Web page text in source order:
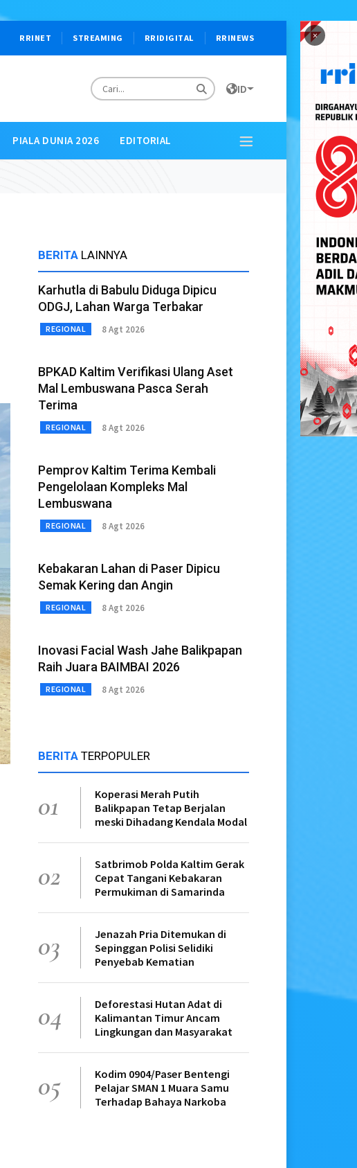
×
RRINET STREAMING RRIDIGITAL RRINEWS
ID
PIALA DUNIA 2026 EDITORIAL
BERITA LAINNYA
Karhutla di Babulu Diduga Dipicu
ODGJ, Lahan Warga Terbakar
REGIONAL 8 Agt 2026
BPKAD Kaltim Verifikasi Ulang Aset
Mal Lembuswana Pasca Serah
Terima
REGIONAL 8 Agt 2026
Pemprov Kaltim Terima Kembali
Pengelolaan Kompleks Mal
Lembuswana
REGIONAL 8 Agt 2026
Kebakaran Lahan di Paser Dipicu
Semak Kering dan Angin
REGIONAL 8 Agt 2026
Inovasi Facial Wash Jahe Balikpapan
Raih Juara BAIMBAI 2026
REGIONAL 8 Agt 2026
BERITA TERPOPULER
01
Koperasi Merah Putih
Balikpapan Tetap Berjalan
meski Dihadang Kendala Modal
02
Satbrimob Polda Kaltim Gerak
Cepat Tangani Kebakaran
Permukiman di Samarinda
03
Jenazah Pria Ditemukan di
Sepinggan Polisi Selidiki
Penyebab Kematian
04
Deforestasi Hutan Adat di
Kalimantan Timur Ancam
Lingkungan dan Masyarakat
05
Kodim 0904/Paser Bentengi
Pelajar SMAN 1 Muara Samu
Terhadap Bahaya Narkoba